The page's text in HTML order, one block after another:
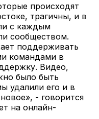
происходят
трагичны, и в
с каждым
сообществом.
поддерживать
командами в
Видео,
было быть
удалили его и в
- говорится
на онлайн-